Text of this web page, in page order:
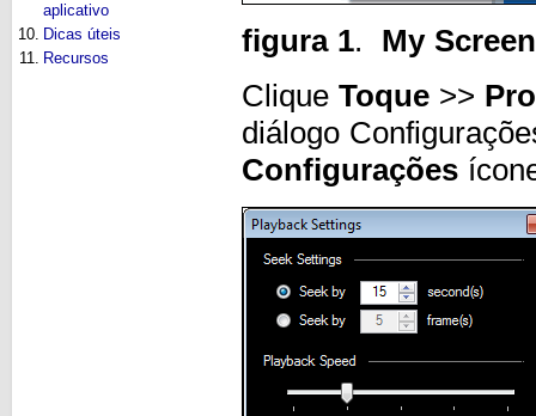
aplicativo
10. Dicas úteis
11. Recursos
figura 1. My
Clique Toque >>
diálogo
Configurações